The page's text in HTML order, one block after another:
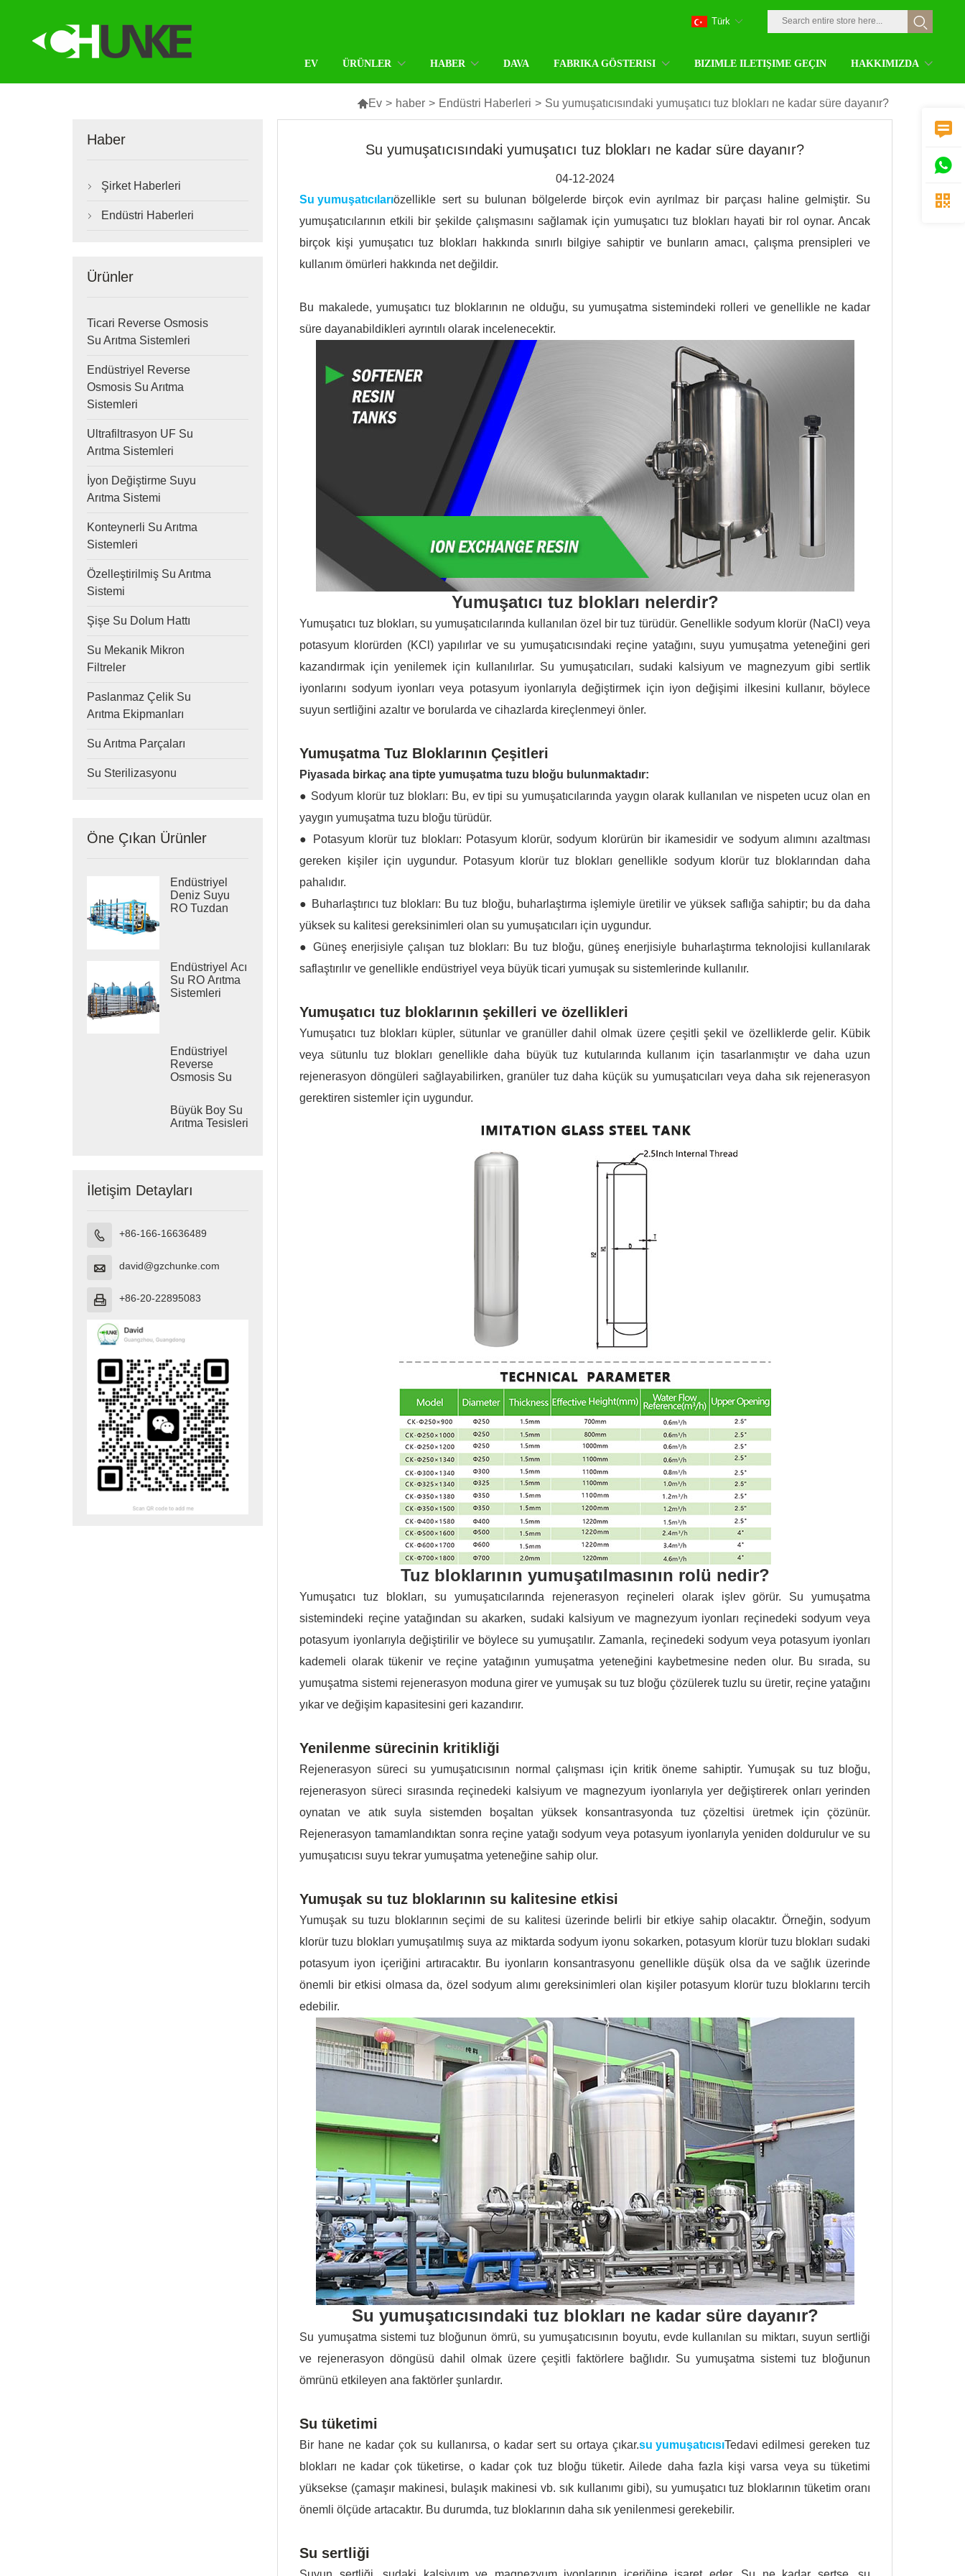
EV ÜRÜNLER HABER DAVA FABRIKA GÖSTERISI BIZIMLE ILETIŞIME GEÇIN HAKKIMIZDA
Türk
Ev > haber > Endüstri Haberleri > Su yumuşatıcısındaki yumuşatıcı tuz blokları ne kadar süre dayanır?
Haber
 Şirket Haberleri
 Endüstri Haberleri
Ürünler
Ticari Reverse Osmosis
Su Arıtma Sistemleri
Endüstriyel Reverse
Osmosis Su Arıtma
Sistemleri
Ultrafiltrasyon UF Su
Arıtma Sistemleri
İyon Değiştirme Suyu
Arıtma Sistemi
Konteynerli Su Arıtma
Sistemleri
Özelleştirilmiş Su Arıtma
Sistemi
Şişe Su Dolum Hattı
Su Mekanik Mikron
Filtreler
Paslanmaz Çelik Su
Arıtma Ekipmanları
Su Arıtma Parçaları
Su Sterilizasyonu
Öne Çıkan Ürünler
Endüstriyel
Deniz Suyu
RO Tuzdan
Endüstriyel Acı
Su RO Arıtma
Sistemleri
Endüstriyel
Reverse
Osmosis Su
Sistemleri
Büyük Boy Su
Arıtma Tesisleri
İletişim Detayları
 +86-166-16636489
 david@gzchunke.com
 +86-20-22895083
Su yumuşatıcısındaki yumuşatıcı tuz blokları ne kadar süre dayanır?
04-12-2024
Su yumuşatıcılarıözellikle sert su bulunan bölgelerde birçok evin ayrılmaz bir parçası haline gelmiştir. Su
yumuşatıcılarının etkili bir şekilde çalışmasını sağlamak için yumuşatıcı tuz blokları hayati bir rol oynar. Ancak
birçok kişi yumuşatıcı tuz blokları hakkında sınırlı bilgiye sahiptir ve bunların amacı, çalışma prensipleri ve
kullanım ömürleri hakkında net değildir.
Bu makalede, yumuşatıcı tuz bloklarının ne olduğu, su yumuşatma sistemindeki rolleri ve genellikle ne kadar
süre dayanabildikleri ayrıntılı olarak incelenecektir.
Yumuşatıcı tuz blokları nelerdir?
Yumuşatıcı tuz blokları, su yumuşatıcılarında kullanılan özel bir tuz türüdür. Genellikle sodyum klorür (NaCl) veya
potasyum klorürden (KCl) yapılırlar ve su yumuşatıcısındaki reçine yatağını, suyu yumuşatma yeteneğini geri
kazandırmak için yenilemek için kullanılırlar. Su yumuşatıcıları, sudaki kalsiyum ve magnezyum gibi sertlik
iyonlarını sodyum iyonları veya potasyum iyonlarıyla değiştirmek için iyon değişimi ilkesini kullanır, böylece
suyun sertliğini azaltır ve borularda ve cihazlarda kireçlenmeyi önler.
Yumuşatma Tuz Bloklarının Çeşitleri
Piyasada birkaç ana tipte yumuşatma tuzu bloğu bulunmaktadır:
● Sodyum klorür tuz blokları: Bu, ev tipi su yumuşatıcılarında yaygın olarak kullanılan ve nispeten ucuz olan en
yaygın yumuşatma tuzu bloğu türüdür.
● Potasyum klorür tuz blokları: Potasyum klorür, sodyum klorürün bir ikamesidir ve sodyum alımını azaltması
gereken kişiler için uygundur. Potasyum klorür tuz blokları genellikle sodyum klorür tuz bloklarından daha
pahalıdır.
● Buharlaştırıcı tuz blokları: Bu tuz bloğu, buharlaştırma işlemiyle üretilir ve yüksek saflığa sahiptir; bu da daha
yüksek su kalitesi gereksinimleri olan su yumuşatıcıları için uygundur.
● Güneş enerjisiyle çalışan tuz blokları: Bu tuz bloğu, güneş enerjisiyle buharlaştırma teknolojisi kullanılarak
saflaştırılır ve genellikle endüstriyel veya büyük ticari yumuşak su sistemlerinde kullanılır.
Yumuşatıcı tuz bloklarının şekilleri ve özellikleri
Yumuşatıcı tuz blokları küpler, sütunlar ve granüller dahil olmak üzere çeşitli şekil ve özelliklerde gelir. Kübik
veya sütunlu tuz blokları genellikle daha büyük tuz kutularında kullanım için tasarlanmıştır ve daha uzun
rejenerasyon döngüleri sağlayabilirken, granüler tuz daha küçük su yumuşatıcıları veya daha sık rejenerasyon
gerektiren sistemler için uygundur.
Tuz bloklarının yumuşatılmasının rolü nedir?
Yumuşatıcı tuz blokları, su yumuşatıcılarında rejenerasyon reçineleri olarak işlev görür. Su yumuşatma
sistemindeki reçine yatağından su akarken, sudaki kalsiyum ve magnezyum iyonları reçinedeki sodyum veya
potasyum iyonlarıyla değiştirilir ve böylece su yumuşatılır. Zamanla, reçinedeki sodyum veya potasyum iyonları
kademeli olarak tükenir ve reçine yatağının yumuşatma yeteneğini kaybetmesine neden olur. Bu sırada, su
yumuşatma sistemi rejenerasyon moduna girer ve yumuşak su tuz bloğu çözülerek tuzlu su üretir, reçine yatağını
yıkar ve değişim kapasitesini geri kazandırır.
Yenilenme sürecinin kritikliği
Rejenerasyon süreci su yumuşatıcısının normal çalışması için kritik öneme sahiptir. Yumuşak su tuz bloğu,
rejenerasyon süreci sırasında reçinedeki kalsiyum ve magnezyum iyonlarıyla yer değiştirerek onları yerinden
oynatan ve atık suyla sistemden boşaltan yüksek konsantrasyonda tuz çözeltisi üretmek için çözünür.
Rejenerasyon tamamlandıktan sonra reçine yatağı sodyum veya potasyum iyonlarıyla yeniden doldurulur ve su
yumuşatıcısı suyu tekrar yumuşatma yeteneğine sahip olur.
Yumuşak su tuz bloklarının su kalitesine etkisi
Yumuşak su tuzu bloklarının seçimi de su kalitesi üzerinde belirli bir etkiye sahip olacaktır. Örneğin, sodyum
klorür tuzu blokları yumuşatılmış suya az miktarda sodyum iyonu sokarken, potasyum klorür tuzu blokları sudaki
potasyum iyon içeriğini artıracaktır. Bu iyonların konsantrasyonu genellikle düşük olsa da ve sağlık üzerinde
önemli bir etkisi olmasa da, özel sodyum alımı gereksinimleri olan kişiler potasyum klorür tuzu bloklarını tercih
edebilir.
Su yumuşatıcısındaki tuz blokları ne kadar süre dayanır?
Su yumuşatma sistemi tuz bloğunun ömrü, su yumuşatıcısının boyutu, evde kullanılan su miktarı, suyun sertliği
ve rejenerasyon döngüsü dahil olmak üzere çeşitli faktörlere bağlıdır. Su yumuşatma sistemi tuz bloğunun
ömrünü etkileyen ana faktörler şunlardır.
Su tüketimi
Bir hane ne kadar çok su kullanırsa, o kadar sert su ortaya çıkar.su yumuşatıcısıTedavi edilmesi gereken tuz
blokları ne kadar çok tüketirse, o kadar çok tuz bloğu tüketir. Ailede daha fazla kişi varsa veya su tüketimi
yüksekse (çamaşır makinesi, bulaşık makinesi vb. sık kullanımı gibi), su yumuşatıcı tuz bloklarının tüketim oranı
önemli ölçüde artacaktır. Bu durumda, tuz bloklarının daha sık yenilenmesi gerekebilir.
Su sertliği


